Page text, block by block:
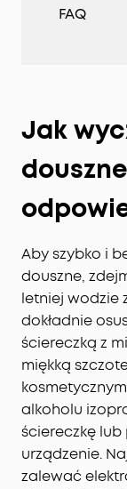
FAQ
Jak
Aby szybko i
douszne,
letniej wodzie
dokładnie
ściereczką z
miękką
alkoholu
ściereczkę
urządzenie.
zalewać